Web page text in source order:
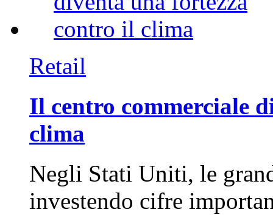
Retail
Il centro commerciale
clima
Negli Stati Uniti, le
investendo cifre